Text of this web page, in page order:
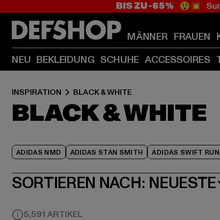
BIS ZU -65% 😲💥
MÄNNER FRAUEN
NEU BEKLEIDUNG SCHUHE ACCESSOIRES
INSPIRATION BLACK & WHITE
BLACK & WHITE
ADIDAS NMD ADIDAS STAN SMITH ADIDAS SWIFT RUN
SORTIEREN NACH: NEUESTE
5,591 ARTIKEL